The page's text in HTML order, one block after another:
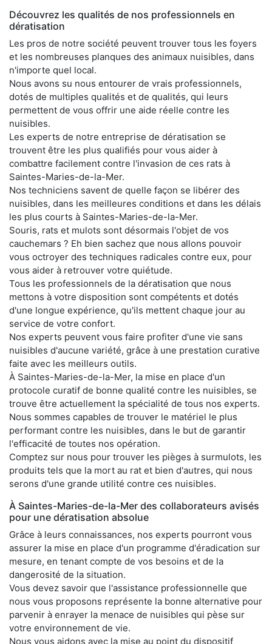
Découvrez les qualités de nos professionnels en
dératisation
Les pros de notre société peuvent trouver tous les foyers
et les nombreuses planques des animaux nuisibles, dans
n'importe quel local.
Nous avons su nous entourer de vrais professionnels,
dotés de multiples qualités et de qualités, qui leurs
permettent de vous offrir une aide réelle contre les
nuisibles.
Les experts de notre entreprise de dératisation se
trouvent être les plus qualifiés pour vous aider à
combattre facilement contre l'invasion de ces rats à
Saintes-Maries-de-la-Mer.
Nos techniciens savent de quelle façon se libérer des
nuisibles, dans les meilleures conditions et dans les délais
les plus courts à Saintes-Maries-de-la-Mer.
Souris, rats et mulots sont désormais l'objet de vos
cauchemars ? Eh bien sachez que nous allons pouvoir
vous octroyer des techniques radicales contre eux, pour
vous aider à retrouver votre quiétude.
Tous les professionnels de la dératisation que nous
mettons à votre disposition sont compétents et dotés
d'une longue expérience, qu'ils mettent chaque jour au
service de votre confort.
Nos experts peuvent vous faire profiter d'une vie sans
nuisibles d'aucune variété, grâce à une prestation curative
faite avec les meilleurs outils.
À Saintes-Maries-de-la-Mer, la mise en place d'un
protocole curatif de bonne qualité contre les nuisibles, se
trouve être actuellement la spécialité de tous nos experts.
Nous sommes capables de trouver le matériel le plus
performant contre les nuisibles, dans le but de garantir
l'efficacité de toutes nos opération.
Comptez sur nous pour trouver les pièges à surmulots, les
produits tels que la mort au rat et bien d'autres, qui nous
serons d'une grande utilité contre ces nuisibles.
À Saintes-Maries-de-la-Mer des collaborateurs avisés
pour une dératisation absolue
Grâce à leurs connaissances, nos experts pourront vous
assurer la mise en place d'un programme d'éradication sur
mesure, en tenant compte de vos besoins et de la
dangerosité de la situation.
Vous devez savoir que l'assistance professionnelle que
nous vous proposons représente la bonne alternative pour
parvenir à enrayer la menace de nuisibles qui pèse sur
votre environnement de vie.
Nous vous aidons avec la mise au point du dispositif